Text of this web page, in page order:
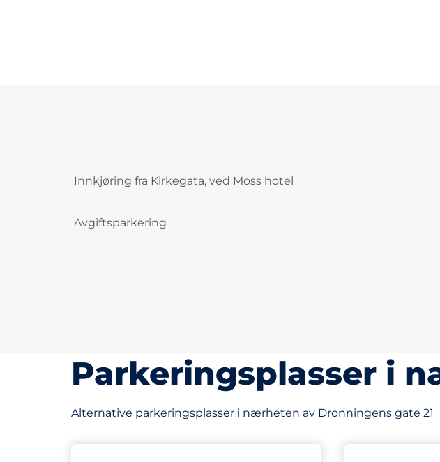
Innkjøring fra Kirkegata, ved Moss hotel
Avgiftsparkering
Parkeringsplasser i
Alternative parkeringsplasser i nærheten av Dronningens gate 21